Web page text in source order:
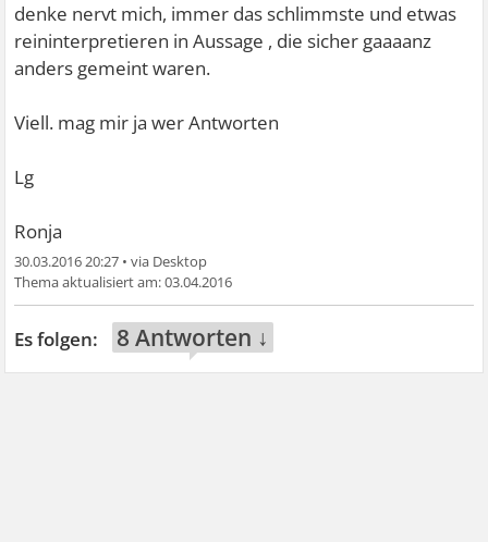
denke nervt mich, immer das schlimmste und etwas
reininterpretieren in Aussage , die sicher gaaaanz
anders gemeint waren.
Viell. mag mir ja wer Antworten
Lg
Ronja
30.03.2016 20:27 •
03.04.2016
8 Antworten ↓